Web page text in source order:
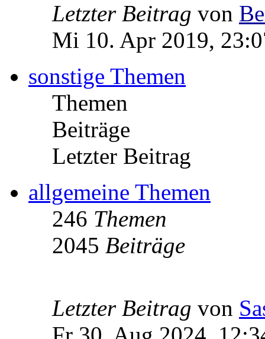
Letzter Beitrag von
Mi 10. Apr 2019,
sonstige Themen
Themen
Beiträge
Letzter Beitrag
allgemeine Themen
246 Themen
2045 Beiträge
Letzter Beitrag von